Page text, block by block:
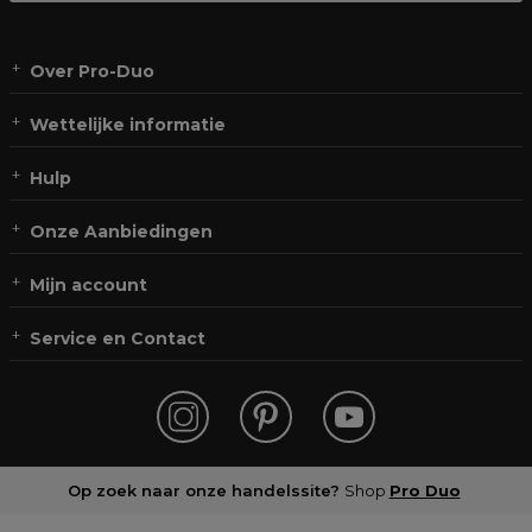
Over Pro-Duo
Wettelijke informatie
Hulp
Onze Aanbiedingen
Mijn account
Service en Contact
Op zoek naar onze handelssite? Shop Pro Duo